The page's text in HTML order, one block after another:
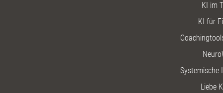
KI im
KI für
Systemische
Liebe